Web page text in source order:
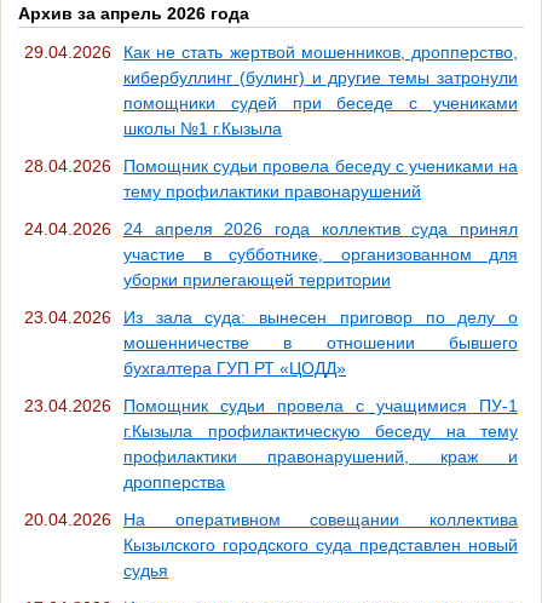
Архив за апрель 2026 года
29.04.2026
Как не стать жертвой мошенников, дропперство,
кибербуллинг (булинг) и другие темы затронули
помощники судей при беседе с учениками
школы №1 г.Кызыла
28.04.2026
Помощник судьи провела беседу с учениками на
тему профилактики правонарушений
24.04.2026
24 апреля 2026 года коллектив суда принял
участие в субботнике, организованном для
уборки прилегающей территории
23.04.2026
Из зала суда: вынесен приговор по делу о
мошенничестве в отношении бывшего
бухгалтера ГУП РТ «ЦОДД»
23.04.2026
Помощник судьи провела с учащимися ПУ-1
г.Кызыла профилактическую беседу на тему
профилактики правонарушений, краж и
дропперства
20.04.2026
На оперативном совещании коллектива
Кызылского городского суда представлен новый
судья